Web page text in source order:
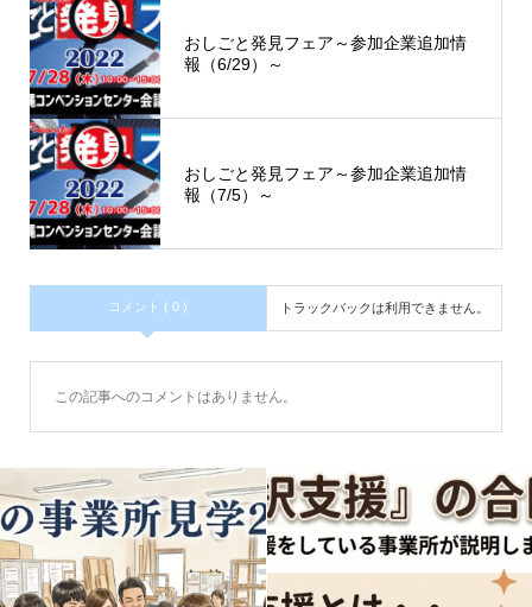
おしごと発見フェア～参加企業追加情
報（6/29）～
おしごと発見フェア～参加企業追加情
報（7/5）～
コメント ( 0 ) トラックバックは利用できません。
この記事へのコメントはありません。